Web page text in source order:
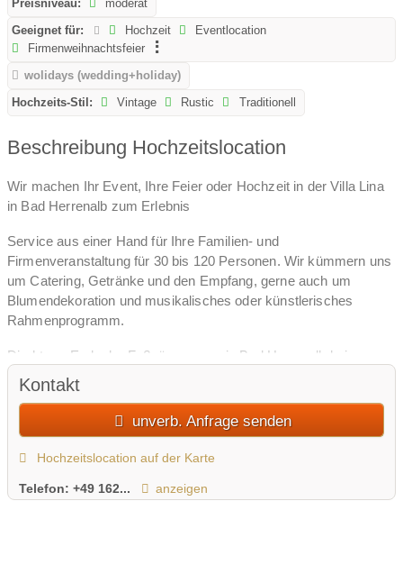
Preisniveau:
moderat
Geeignet für:
Hochzeit
Eventlocation
Firmenweihnachtsfeier
wolidays (wedding+holiday)
Hochzeits-Stil:
Vintage Rustic Traditionell
Beschreibung Hochzeitslocation
Wir machen Ihr Event, Ihre Feier oder Hochzeit in der Villa Lina
in Bad Herrenalb zum Erlebnis
Service aus einer Hand für Ihre Familien- und
Firmenveranstaltung für 30 bis 120 Personen. Wir kümmern uns
um Catering, Getränke und den Empfang, gerne auch um
Blumendekoration und musikalisches oder künstlerisches
Rahmenprogramm.
Direkt am Ende der Fußgängerzone in Bad Herrenalb bei
Karlsruhe befindet sich eine im Nordschwarzwälder Bäderstil
gebaute Villa – die Villa Lina.
Sie finden bei uns alte Bodendielen, freigelegte Bruchsteinwände,
einen echten Kamin, eine barocke Eichentreppe, u.v.m. Lassen
Sie sich verzaubern.
Kontakt
unverb. Anfrage senden
Hochzeitslocation auf der Karte
Telefon: +49 162... anzeigen